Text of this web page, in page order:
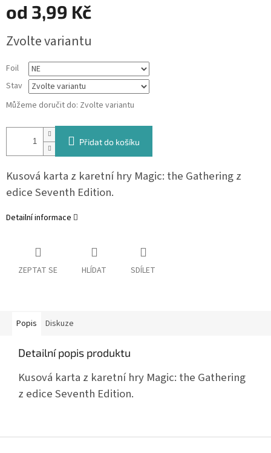
od 3,99 Kč
cena:
Zvolte variantu
Foil
Stav
Můžeme doručit do: Zvolte variantu
Přidat do košíku
Kusová karta z karetní hry Magic: the Gathering z
edice Seventh Edition.
Detailní informace
ZEPTAT SE HLÍDAT SDÍLET
Popis Diskuze
Detailní popis produktu
Kusová karta z karetní hry Magic: the Gathering
z edice Seventh Edition.